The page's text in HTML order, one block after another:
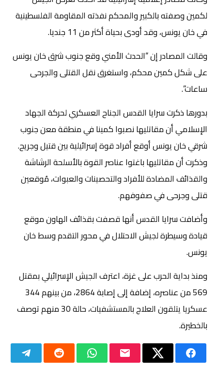
لكمين وصفته بالكبير والمحكم نفذته المقاومة الفلسطينية
في خان يونس، وقد أودى بحياة أكثر من 11 جنديا.
وقالت المصادر إن “الحدث الأمني وقع جنوب شرق خان يونس
على شكل كمين محكم، واستغرق نقل القتلى والجرحى
ساعات”.
بدورها ذكرت سرايا القدس الجناح العسكري لحركة الجهاد
الإسلامي أن مقاتليها نصبوا كمينا في منطقة معن جنوب
شرقي خان يونس أوقع أفراد قوة إسرائيلية بين قتيل وجريح.
وذكرت أن مقاتليها باغتوا عناصر القوة بالأسلحة الرشاشة
والقذائف المضادة للأفراد والتحصينات والعبوات، مُوقعين
قتلى وجرحى في صفوفهم.
وأضافت سرايا القدس أنها قصفت بقذائف الهاون موقع
قيادة وسيطرة لجيش الاحتلال في محور التقدم وسط خان
يونس.
ومنذ بداية الحرب على غزة، اعترف الجيش الإسرائيلي بمقتل
569 من عناصره، إضافة إلى إصابة 2864، من بينهم 344
عسكريا يتلقون العلاج بالمستشفيات، حالة 30 منهم توصف
بالخطيرة.